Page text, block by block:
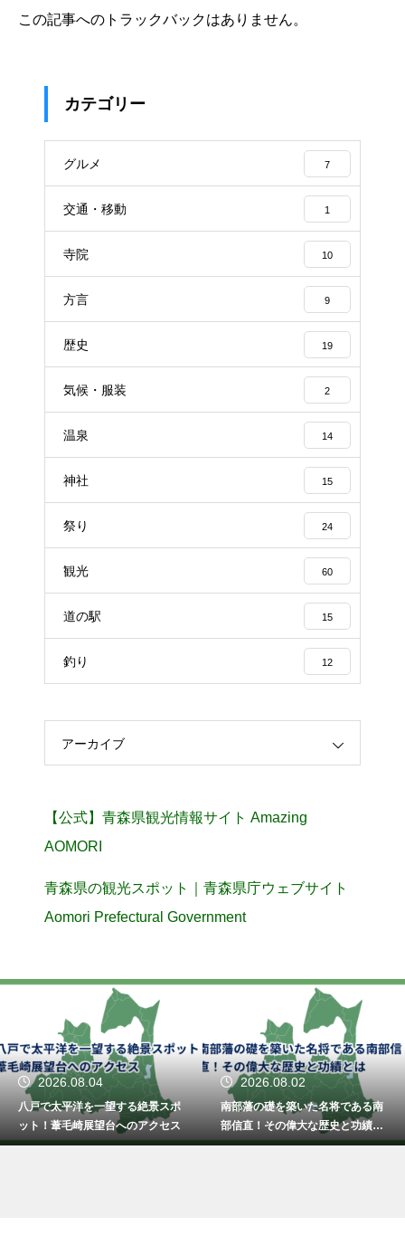
この記事へのトラックバックはありません。
カテゴリー
グルメ 7
交通・移動 1
寺院 10
方言 9
歴史 19
気候・服装 2
温泉 14
神社 15
祭り 24
観光 60
道の駅 15
釣り 12
アーカイブ
【公式】青森県観光情報サイト Amazing
AOMORI
青森県の観光スポット｜青森県庁ウェブサイト
Aomori Prefectural Government
2026.08.04
八戸で太平洋を一望する絶景スポ
ット！葦毛崎展望台へのアクセス
2026.08.02
南部藩の礎を築いた名将である南
部信直！その偉大な歴史と功績と
は